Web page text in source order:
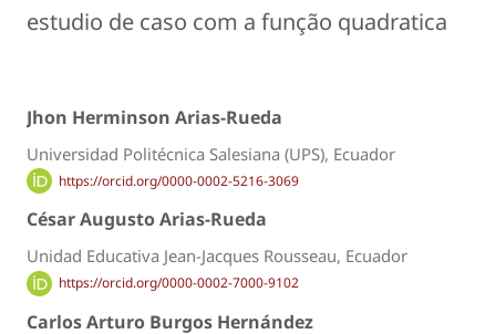
estudio de caso com a função quadratica
Jhon Herminson Arias-Rueda
Universidad Politécnica Salesiana (UPS), Ecuador
https://orcid.org/0000-0002-5216-3069
César Augusto Arias-Rueda
Unidad Educativa Jean-Jacques Rousseau, Ecuador
https://orcid.org/0000-0002-7000-9102
Carlos Arturo Burgos Hernández